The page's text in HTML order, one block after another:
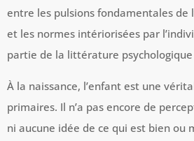
entre les pulsions fondamentales de
et les normes intériorisées par
partie de la littérature
À la naissance, l’enfant est une
primaires. Il n’a pas encore de
ni aucune idée de ce qui est bien ou